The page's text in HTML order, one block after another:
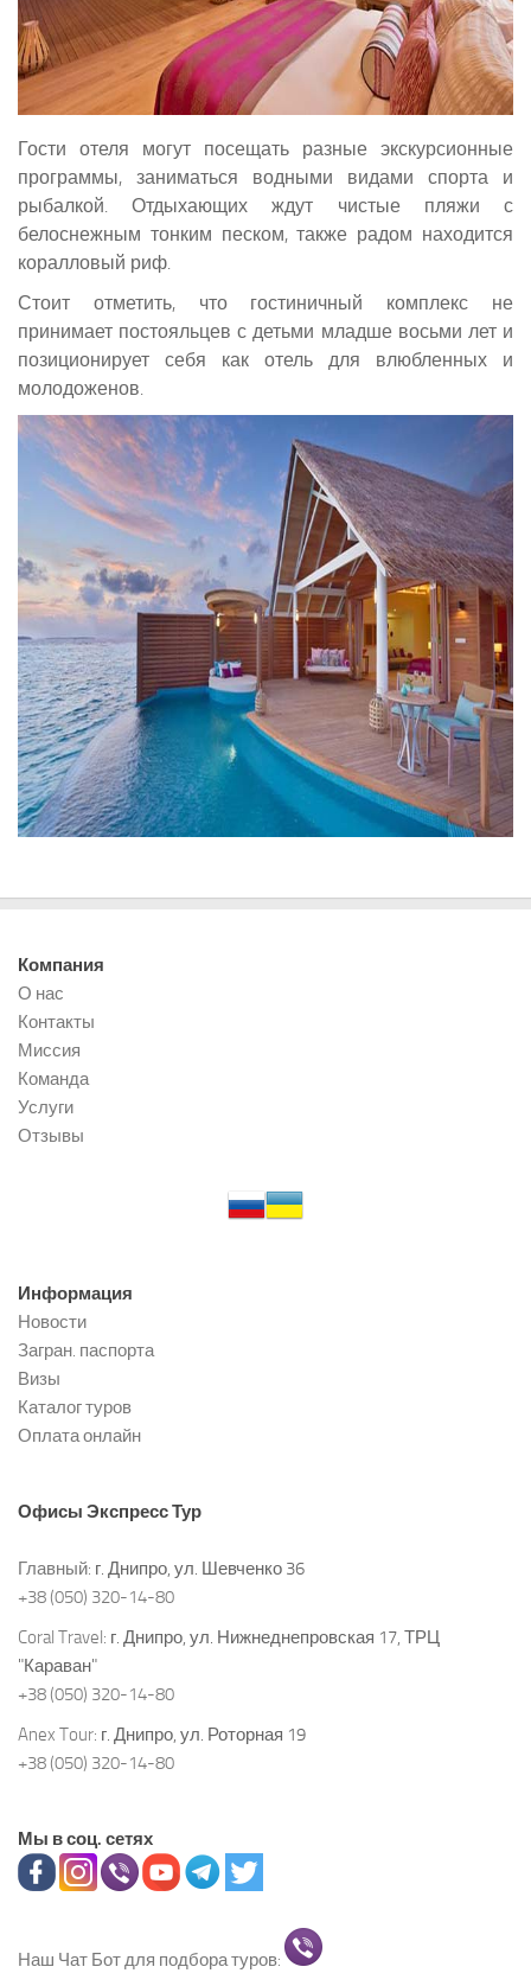
Гости отеля могут посещать разные экскурсионные
программы, заниматься водными видами спорта и
рыбалкой. Отдыхающих ждут чистые пляжи с
белоснежным тонким песком, также радом находится
коралловый риф.
Стоит отметить, что гостиничный комплекс не
принимает постояльцев с детьми младше восьми лет и
позиционирует себя как отель для влюбленных и
молодоженов.
Компания
О нас
Контакты
Миссия
Команда
Услуги
Отзывы
Информация
Новости
Загран. паспорта
Визы
Каталог туров
Оплата онлайн
Офисы Экспресс Тур
Главный: г. Днипро, ул. Шевченко 36
+38 (050) 320-14-80
Coral Travel: г. Днипро, ул. Нижнеднепровская 17, ТРЦ
"Караван"
+38 (050) 320-14-80
Anex Tour: г. Днипро, ул. Роторная 19
+38 (050) 320-14-80
Мы в соц. сетях
Наш Чат Бот для подбора туров: